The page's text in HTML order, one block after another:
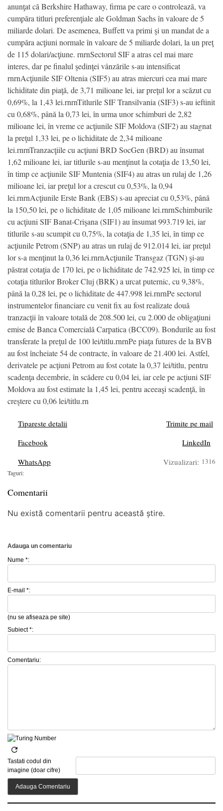
anunţat că Berkshire Hathaway, firma pe care o controlează, va
cumpăra titluri preferenţiale ale Goldman Sachs în valoare de 5
miliarde dolari. De asemenea, Buffett va primi şi un mandat de a
cumpăra acţiuni normale în valoare de 5 miliarde dolari, la un preţ
de 115 dolari/acţiune. rnrnSectorul SIF a atras cel mai mare
interes, dar pe finalul şedinţei vânzările s-au intensificat
rnrnAcţiunile SIF Oltenia (SIF5) au atras miercuri cea mai mare
lichiditate din piaţă, de 3,71 milioane lei, iar preţul lor a scăzut cu
0,69%, la 1,43 lei.rnrnTitlurile SIF Transilvania (SIF3) s-au ieftinit
cu 0,68%, până la 0,73 lei, în urma unor schimburi de 2,82
milioane lei, în vreme ce acţiunile SIF Moldova (SIF2) au stagnat
la preţul 1,33 lei, pe o lichiditate de 2,34 milioane
lei.rnrnTranzacţiile cu acţiuni BRD SocGen (BRD) au însumat
1,62 milioane lei, iar titlurile s-au menţinut la cotaţia de 13,50 lei,
în timp ce acţiunile SIF Muntenia (SIF4) au atras un rulaj de 1,26
milioane lei, iar preţul lor a crescut cu 0,53%, la 0,94
lei.rnrnAcţiunile Erste Bank (EBS) s-au apreciat cu 0,53%, până
la 150,50 lei, pe o lichiditate de 1,05 milioane lei.rnrnSchimburile
cu acţiuni SIF Banat-Crişana (SIF1) au însumat 993.719 lei, iar
titlurile s-au scumpit cu 0,75%, la cotaţia de 1,35 lei, în timp ce
acţiunile Petrom (SNP) au atras un rulaj de 912.014 lei, iar preţul
lor s-a menţinut la 0,36 lei.rnrnAcţiunile Transgaz (TGN) şi-au
păstrat cotaţia de 170 lei, pe o lichiditate de 742.925 lei, în timp ce
cotaţia titlurilor Broker Cluj (BRK) a urcat puternic, cu 9,38%,
până la 0,28 lei, pe o lichiditate de 447.998 lei.rnrnPe sectorul
instrumentelor financiare cu venit fix au fost realizate două
tranzacţii în valoare totală de 208.500 lei, cu 2.000 de obligaţiuni
emise de Banca Comercială Carpatica (BCC09). Bondurile au fost
transferate la preţul de 100 lei/titlu.rnrnPe piaţa futures de la BVB
au fost încheiate 54 de contracte, în valoare de 21.400 lei. Astfel,
derivatele pe acţiuni Petrom au fost cotate la 0,37 lei/titlu, pentru
scadenţa decembrie, în scădere cu 0,04 lei, iar cele pe acţiuni SIF
Moldova au fost estimate la 1,45 lei, pentru aceeaşi scadenţă, în
creştere cu 0,06 lei/titlu.rn
Tipareste detalii
Trimite pe mail
Facebook
LinkedIn
WhatsApp
Vizualizari: 1316
Taguri:
Comentarii
Nu există comentarii pentru această știre.
Adauga un comentariu
Nume *:
E-mail *:
(nu se afiseaza pe site)
Subiect *:
Comentariu:
Tastati codul din
imagine (doar cifre)